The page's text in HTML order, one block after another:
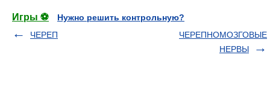
Игры ⚽
Нужно решить контрольную?
ЧЕРЕП
ЧЕРЕПНОМОЗГОВЫЕ
НЕРВЫ